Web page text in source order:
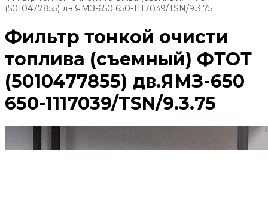
(5010477855) дв.ЯМЗ-650 650-1117039/TSN/9.3.75
Фильтр тонкой очисти
топлива (съемный) ФТОТ
(5010477855) дв.ЯМЗ-650
650-1117039/TSN/9.3.75